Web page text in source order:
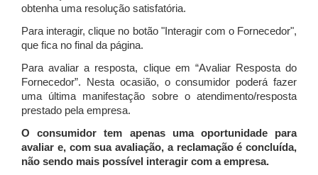
obtenha uma resolução satisfatória.
Para interagir, clique no botão "Interagir com o Fornecedor",
que fica no final da página.
Para avaliar a resposta, clique em “Avaliar Resposta do
Fornecedor”. Nesta ocasião, o consumidor poderá fazer
uma última manifestação sobre o atendimento/resposta
prestado pela empresa.
O consumidor tem apenas uma oportunidade para
avaliar e, com sua avaliação, a reclamação é concluída,
não sendo mais possível interagir com a empresa.